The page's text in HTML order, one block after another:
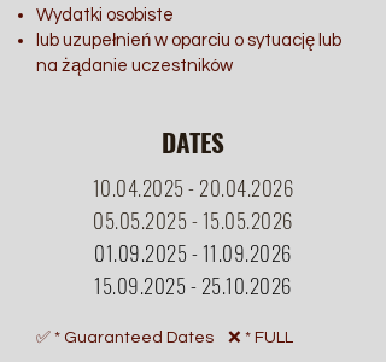
Wydatki osobiste
lub uzupełnień w oparciu o sytuację lub
na żądanie uczestników
DATES
10.04.2025 - 20.04.2026
05.05.2025 - 15.05.2026
01.09.2025 - 11.09.2026
15.09.2025- 25.10.2026
✅ * Guaranteed Dates ❌ * FULL